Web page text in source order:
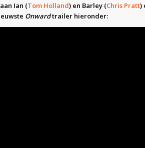
Ian (Tom Holland) en Barley (Chris Pratt)
Onwardtrailer hieronder: